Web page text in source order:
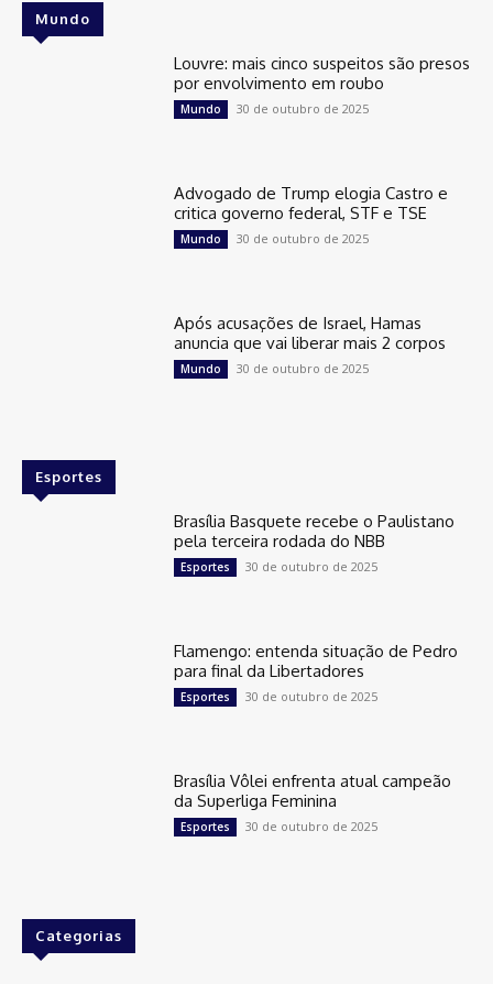
Mundo
Louvre: mais cinco suspeitos são presos
por envolvimento em roubo
Mundo 30 de outubro de 2025
Advogado de Trump elogia Castro e
critica governo federal, STF e TSE
Mundo 30 de outubro de 2025
Após acusações de Israel, Hamas
anuncia que vai liberar mais 2 corpos
Mundo 30 de outubro de 2025
Esportes
Brasília Basquete recebe o Paulistano
pela terceira rodada do NBB
Esportes 30 de outubro de 2025
Flamengo: entenda situação de Pedro
para final da Libertadores
Esportes 30 de outubro de 2025
Brasília Vôlei enfrenta atual campeão
da Superliga Feminina
Esportes 30 de outubro de 2025
Categorias